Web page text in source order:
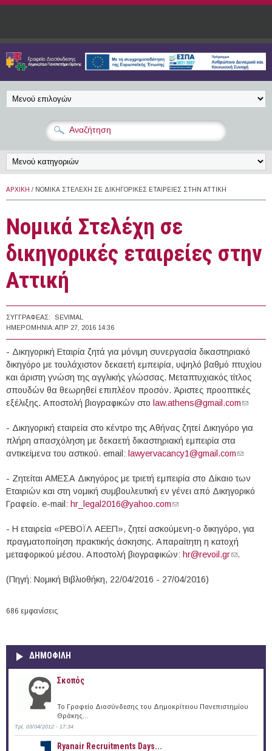
Παράκαμψη προς το κυρίως περιεχόμενο
ΑΡΧΙΚΉ / ΝΟΜΙΚΆ ΣΤΕΛΈΧΗ ΣΕ ΔΙΚΗΓΟΡΙΚΈΣ ΕΤΑΙΡΕΊΕΣ ΣΤΗΝ ΑΤΤΙΚΉ
Νομικά Στελέχη σε
δικηγορικές εταιρείες στην
Αττική
ΣΥΓΓΡΑΦΈΑΣ:
SEVIMAL
ΗΜΕΡΟΜΗΝΊΑ:ΑΠΡ 27, 2016 14:36
- Δικηγορική Εταιρία ζητά για μόνιμη συνεργασία δικαστηριακό
δικηγόρο με τουλάχιστον δεκαετή εμπειρία, υψηλό βαθμό πτυχίου
και άριστη γνώση της αγγλικής γλώσσας. Μεταπτυχιακός τίτλος
σπουδών θα θεωρηθεί επιπλέον προσόν. Άριστες προοπτικές
εξέλιξης. Αποστολή βιογραφικών στο law.athens@gmail.com(link
e-mail)
- Δικηγορική εταιρεία στο κέντρο της Αθήνας ζητεί Δικηγόρο για
πλήρη απασχόληση με δεκαετή δικαστηριακή εμπειρία στα
αντικείμενα του αστικού. email: lawyervacancy1@gmail.com(link
mail)
- Ζητείται ΑΜΕΣΑ Δικηγόρος με τριετή εμπειρία στο Δίκαιο των
Εταιριών και στη νομική συμβουλευτική εν γένει από Δικηγορικό
Γραφείο. e-mail: hr_legal2016@yahoo.com(link sends e-mail)
- H εταιρεία «ΡΕΒΟΪΛ ΑΕΕΠ», ζητεί ασκούμενη-ο δικηγόρο, για
πραγματοποίηση πρακτικής άσκησης. Απαραίτητη η κατοχή
μεταφορικού μέσου. Αποστολή βιογραφικών: hr@revoil.gr(link
.
(Πηγή: Νομική Βιβλιοθήκη, 22/04/2016 - 27/04/2016)
686 εμφανίσεις
ΔΗΜΟΦΙΛΗ
Σκοπός
Το Γραφείο Διασύνδεσης του Δημοκρίτειου Πανεπιστημίου
Θράκης...
Τρί, 03/04/2012 - 17:34
Ryanair Recruitments Days...